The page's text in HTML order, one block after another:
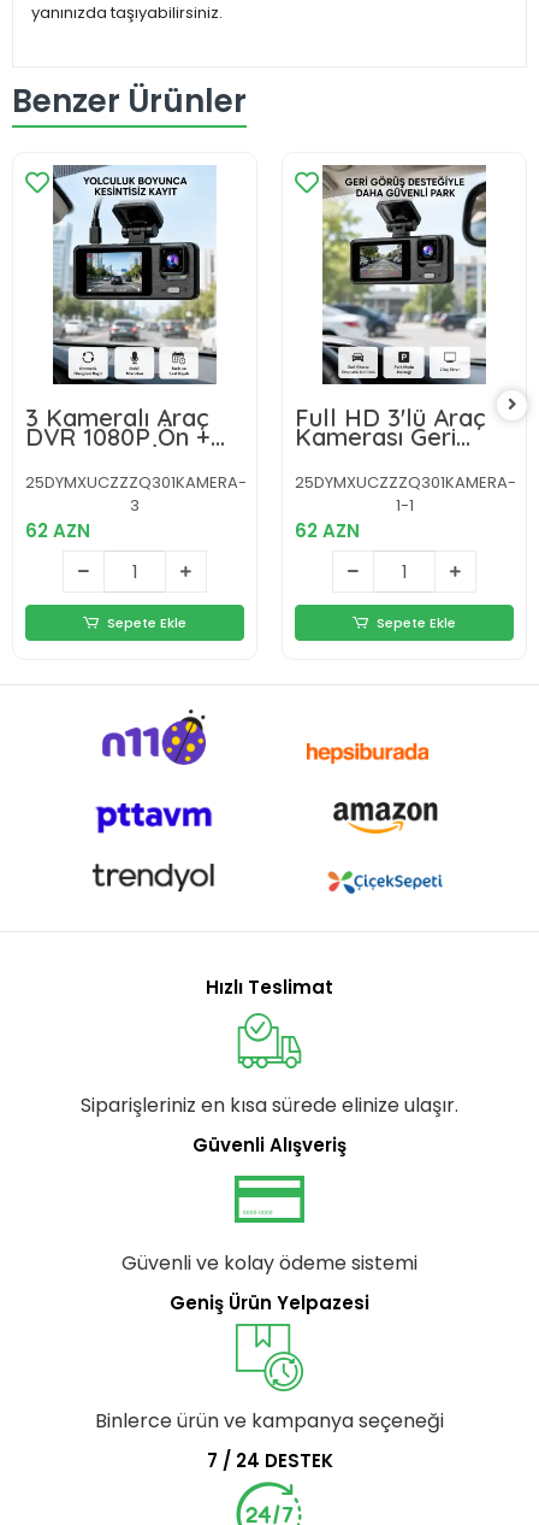
yanınızda taşıyabilirsiniz.
Benzer Ürünler
3 Kameralı Araç
DVR 1080P Ön +
HD Arka + İç
Kamera Döngü
Kayıt 2’’ Ekran
25DYMXUCZZZQ301KAMERA-
3
62 AZN
Sepete Ekle
Full HD 3'lü Araç
Kamerası Geri
Görüş Destekli
Park Modlu 1080P
DVR
25DYMXUCZZZQ301KAMERA-
1-1
62 AZN
Sepete Ekle
Hızlı Teslimat
Siparişleriniz en kısa sürede elinize ulaşır.
Güvenli Alışveriş
Güvenli ve kolay ödeme sistemi
Geniş Ürün Yelpazesi
Binlerce ürün ve kampanya seçeneği
7 / 24 DESTEK